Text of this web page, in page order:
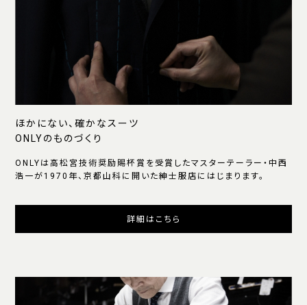
ほかにない、確かなスーツ
ONLYのものづくり
ONLYは高松宮技術奨励賜杯賞を受賞したマスターテーラー・中西
浩一が1970年、京都山科に開いた紳士服店にはじまります。
詳細はこちら